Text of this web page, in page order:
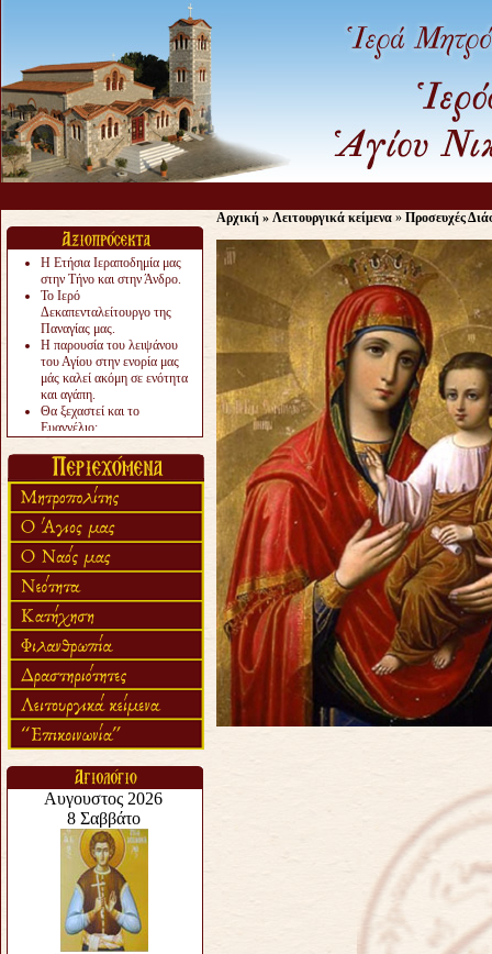
Η Ετήσια Ιεραποδημία μας
στην Τήνο και στην Άνδρο.
Το Ιερό
Δεκαπενταλείτουργο της
Παναγίας μας.
Η παρουσία του λειψάνου
του Αγίου στην ενορία μας
μάς καλεί ακόμη σε ενότητα
και αγάπη.
Θα ξεχαστεί και το
Ευαγγέλιο;
«πολύ αργά».
Ζητείται....
Αρχική » Λειτουργικά κείμενα » Προσευχές